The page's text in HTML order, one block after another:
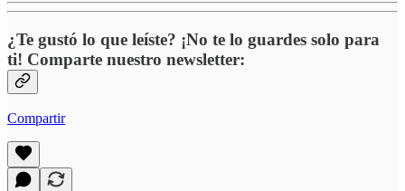
¿Te gustó lo que leíste? ¡No te lo guardes solo para
ti! Comparte nuestro newsletter:
Compartir